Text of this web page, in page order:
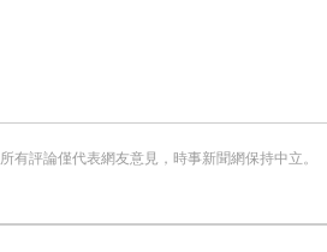
所有評論僅代表網友意見，時事新聞網保持中立。